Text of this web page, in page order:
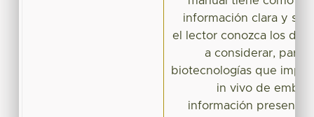
información clara y
el lector conozca los
a considerar, para
biotecnologías que
in vivo de
información